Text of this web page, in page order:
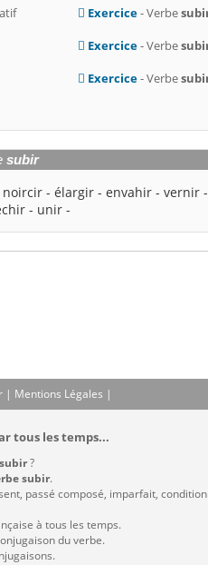
Exercice- Verbe
Exercice- Verbe
Exercice- Verbe
subir
noircir -élargir -envahir -vernir
- unir -
| Mentions Légales |
tous les temps...
?
subir.
passé composé, imparfait,
à tous les temps.
du verbe.